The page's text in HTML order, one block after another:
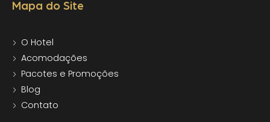
Mapa do Site
O Hotel
Acomodações
Pacotes e Promoções
Blog
Contato